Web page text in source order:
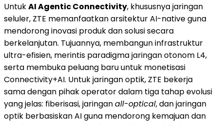
UntukAI Agentic Connectivity, khususnya jaringan
seluler, ZTE memanfaatkan arsitektur AI-native guna
mendorong inovasi produk dan solusi secara
berkelanjutan. Tujuannya, membangun infrastruktur
ultra-efisien, merintis paradigma jaringan otonom L4,
serta membuka peluang baru untuk monetisasi
Connectivity+AI. Untuk jaringan optik, ZTE bekerja
sama dengan pihak operator dalam tiga tahap evolusi
yang jelas: fiberisasi, jaringanall-optical, dan jaringan
optik berbasiskan AI guna mendorong kemajuan dan